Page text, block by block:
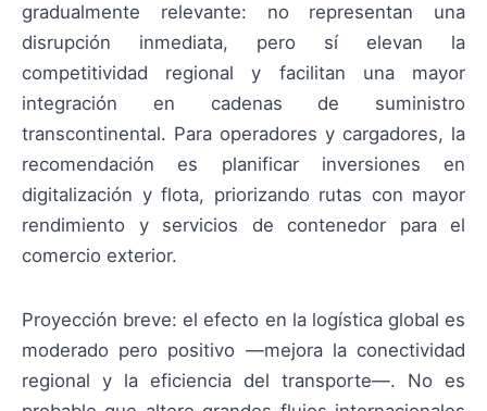
gradualmente relevante: no representan una
disrupción inmediata, pero sí elevan la
competitividad regional y facilitan una mayor
integración en cadenas de suministro
transcontinental. Para operadores y cargadores, la
recomendación es planificar inversiones en
digitalización y flota, priorizando rutas con mayor
rendimiento y servicios de contenedor para el
comercio exterior.
Proyección breve: el efecto en la logística global es
moderado pero positivo —mejora la conectividad
regional y la eficiencia del transporte—. No es